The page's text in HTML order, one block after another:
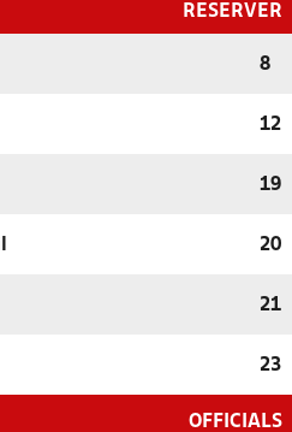
RESERVER
8
12
19
20
21
23
OFFICIALS